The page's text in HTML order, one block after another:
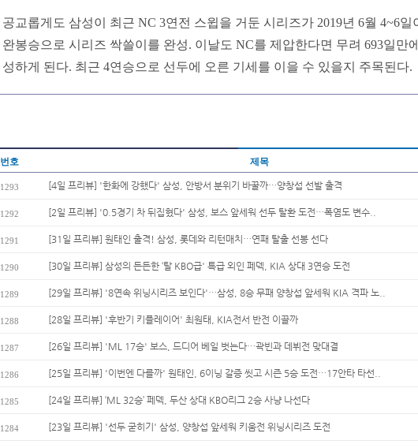
공교롭게도 삼성이 최근 NC 3연전 스윕을 거둔 시리즈가 2019년 6월 4~6일
완봉승으로 시리즈 싹쓸이를 완성. 이날도 NC를 제압한다면 무려 693일만
성하게 된다. 최근 4연승으로 선두에 오른 기세를 이을 수 있을지 주목된다.
번호 제목
1293 [4일 프리뷰] '한화에 강했다' 삼성, 안방서 분위기 바꿀까…양창섭 선발 출격
1292 [2일 프리뷰] '0.5경기 차 뒤집혔다' 삼성, 보스 앞세워 선두 탈환 도전…폭염도 변수..
1291 [31일 프리뷰] 원태인 출격! 삼성, 롯데와 리턴매치…연패 탈출 선봉 선다
1290 [30일 프리뷰] 삼성의 든든한 ‘탈 KBO급' 특급 외인 페덱, KIA 상대 3연승 도전
1289 [29일 프리뷰] '8연속 위닝시리즈 보인다'…삼성, 8승 무패 양창섭 앞세워 KIA 격파 노..
1288 [28일 프리뷰] '후반기 키플레이어' 최원태, KIA전서 반전 이끌까
1287 [26일 프리뷰] 'ML 17승' 보스, 드디어 베일 벗는다…곽빈과 데뷔전 맞대결
1286 [25일 프리뷰] '이번엔 다를까' 원태인, 6이닝 갈증 씻고 시즌 5승 도전…17안타 타선..
1285 [24일 프리뷰] ‘ML 32승’ 페덱, 두산 상대 KBO리그 2승 사냥 나선다
1284 [23일 프리뷰] '선두 굳히기' 삼성, 양창섭 앞세워 키움전 위닝시리즈 도전